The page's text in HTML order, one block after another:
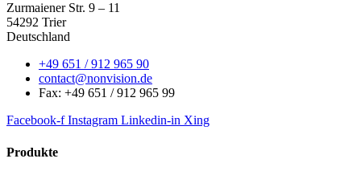
Zurmaiener Str. 9 – 11
54292 Trier
Deutschland
+49 651 / 912 965 90
contact@nonvision.de
Fax: +49 651 / 912 965 99
Facebook-f Instagram Linkedin-in Xing
Produkte